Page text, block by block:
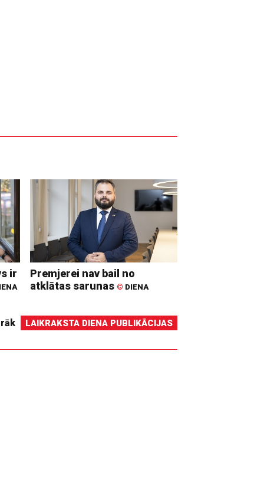
ir
Premjerei nav bail no
atklātas sarunas © DIENA
LAIKRAKSTA DIENA PUBLIKĀCIJAS